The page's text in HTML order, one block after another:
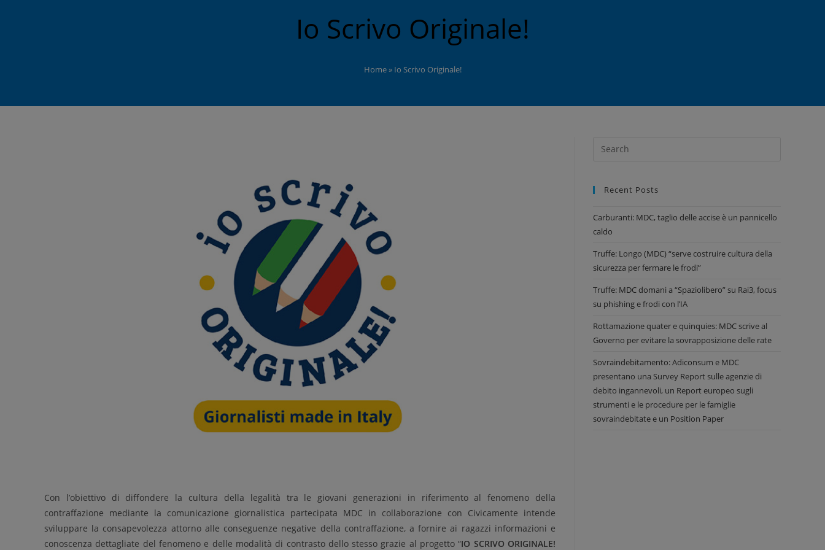
Io Scrivo Originale!
Home» Io Scrivo Originale!
Con l’obiettivo di diffondere la cultura della legalità tra le giovani generazioni in riferimento al fenomeno della
contraffazione mediante la comunicazione giornalistica partecipata MDC in collaborazione con Civicamente intende
sviluppare la consapevolezza attorno alle conseguenze negative della contraffazione, a fornire ai ragazzi informazioni e
conoscenza dettagliate del fenomeno e delle modalità di contrasto dello stesso grazie al progetto “IO SCRIVO ORIGINALE!
Recent Posts
Carburanti: MDC, taglio delle accise è un pannicello
caldo
Truffe: Longo (MDC) “serve costruire cultura della
sicurezza per fermare le frodi”
Truffe: MDC domani a “Spaziolibero” su Rai3, focus
su phishing e frodi con l’IA
Rottamazione quater e quinquies: MDC scrive al
Governo per evitare la sovrapposizione delle rate
Sovraindebitamento: Adiconsum e MDC
presentano una Survey Report sulle agenzie di
debito ingannevoli, un Report europeo sugli
strumenti e le procedure per le famiglie
sovraindebitate e un Position Paper